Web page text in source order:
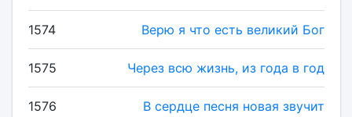
1574 Верю я что есть великий Бог
1575 Через всю жизнь, из года в год
1576 В сердце песня новая звучит